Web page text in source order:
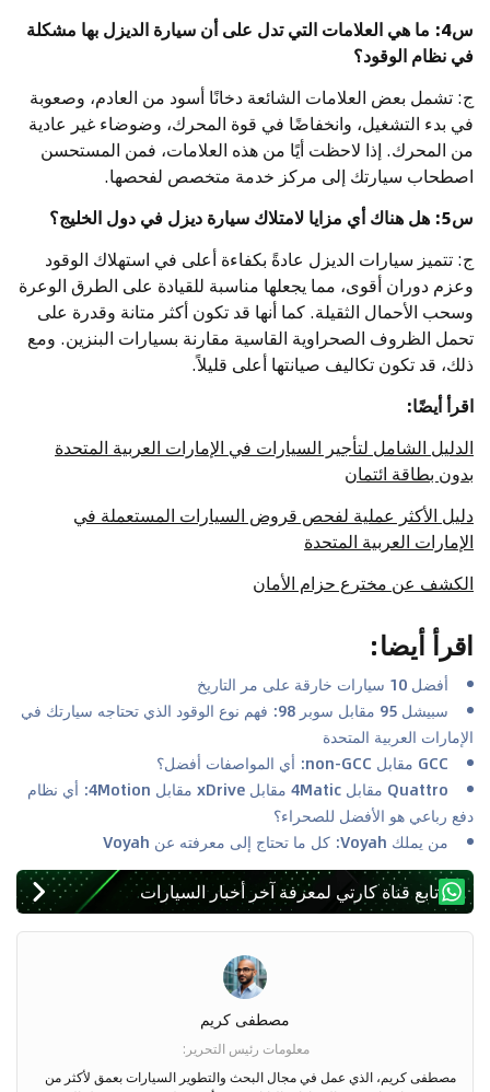
س4: ما هي العلامات التي تدل على أن سيارة الديزل بها مشكلة
في نظام الوقود؟
ج: تشمل بعض العلامات الشائعة دخانًا أسود من العادم، وصعوبة
في بدء التشغيل، وانخفاضًا في قوة المحرك، وضوضاء غير عادية
من المحرك. إذا لاحظت أيًا من هذه العلامات، فمن المستحسن
اصطحاب سيارتك إلى مركز خدمة متخصص لفحصها.
س5: هل هناك أي مزايا لامتلاك سيارة ديزل في دول الخليج؟
ج: تتميز سيارات الديزل عادةً بكفاءة أعلى في استهلاك الوقود
وعزم دوران أقوى، مما يجعلها مناسبة للقيادة على الطرق الوعرة
وسحب الأحمال الثقيلة. كما أنها قد تكون أكثر متانة وقدرة على
تحمل الظروف الصحراوية القاسية مقارنة بسيارات البنزين. ومع
ذلك، قد تكون تكاليف صيانتها أعلى قليلاً.
اقرأ أيضًا:
الدليل الشامل لتأجير السيارات في الإمارات العربية المتحدة
بدون بطاقة ائتمان
دليل الأكثر عملية لفحص قروض السيارات المستعملة في
الإمارات العربية المتحدة
الكشف عن مخترع حزام الأمان
اقرأ أيضا:
أفضل 10 سيارات خارقة على مر التاريخ
سبيشل 95 مقابل سوبر 98: فهم نوع الوقود الذي تحتاجه سيارتك في
الإمارات العربية المتحدة
GCC مقابل non-GCC: أي المواصفات أفضل؟
Quattro مقابل 4Matic مقابل xDrive مقابل 4Motion: أي نظام
دفع رباعي هو الأفضل للصحراء؟
من يملك Voyah: كل ما تحتاج إلى معرفته عن Voyah
تابع قناة كارتي لمعرفة آخر أخبار السيارات
مصطفى كريم
معلومات رئيس التحرير :
مصطفى كريم، الذي عمل في مجال البحث والتطوير السيارات بعمق لأكثر من